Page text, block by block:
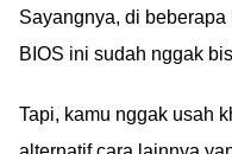
Sayangnya, di
BIOS ini sudah nggak
Tapi, kamu nggak usah